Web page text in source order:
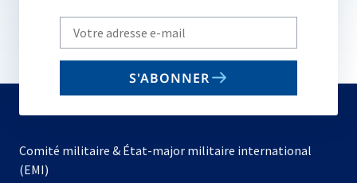
Write
your
email
S'ABONNER
Comité militaire & État-major militaire international
(EMI)